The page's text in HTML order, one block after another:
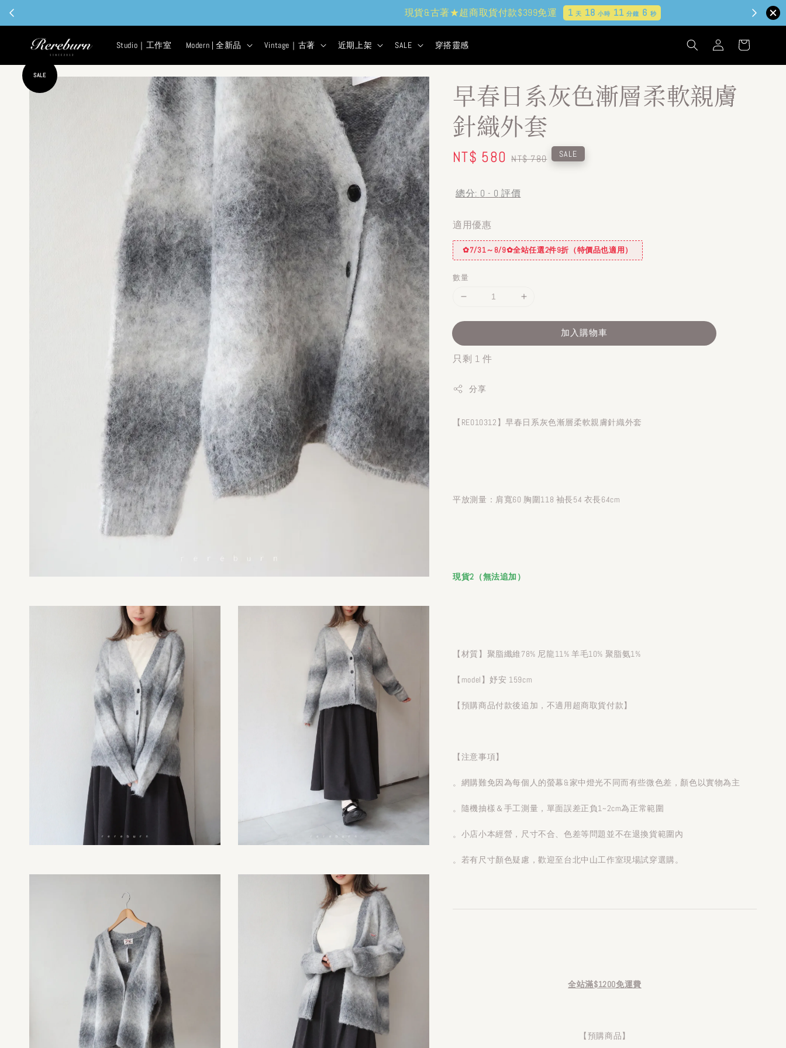
現貨&古著★超商取貨付款$399免運 1天 18小時 11分鐘 5秒
Studio｜工作室 Modern | 全新品 Vintage｜古著 近期上架 SALE 穿搭靈感
SALE
早春日系灰色漸層柔軟親膚
針織外套
Sale
NT$ 580 Regular
NT$ 780 SALE
總分: 0 - 0 評價
適用優惠
✿7/31～8/9✿全站任選2件9折（特價品也適用）
數量
加入購物車
只剩 1 件
分享
【RE010312】早春日系灰色漸層柔軟親膚針織外套
平放測量：肩寬60 胸圍118 袖長54 衣長64cm
現貨2（無法追加）
【材質】聚脂纖維78% 尼龍11% 羊毛10% 聚脂氨1%
【model】妤安 159cm
【預購商品付款後追加，不適用超商取貨付款】
【注意事項】
。網購難免因為每個人的螢幕&家中燈光不同而有些微色差，顏色以實物為主
。隨機抽樣＆手工測量，單面誤差正負1~2cm為正常範圍
。小店小本經營，尺寸不合、色差等問題並不在退換貨範圍內
。若有尺寸顏色疑慮，歡迎至台北中山工作室現場試穿選購。
全站滿$1200免運費
【預購商品】